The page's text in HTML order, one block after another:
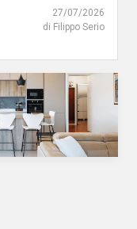
27/07/2026
di Filippo Serio